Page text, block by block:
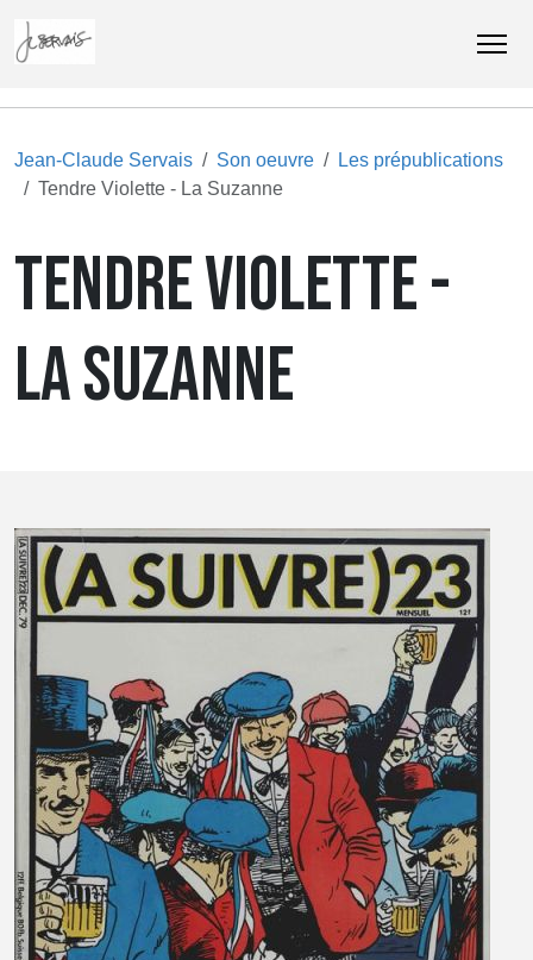
Jean-Claude Servais Son oeuvre
Les prépublications
Tendre Violette - La Suzanne
TENDRE VIOLETTE -
LA SUZANNE